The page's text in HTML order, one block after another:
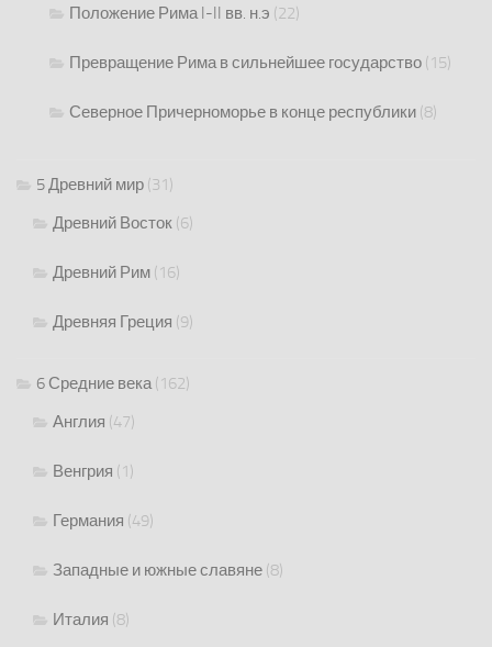
Положение Рима I-II вв. н.э (22)
Превращение Рима в сильнейшее государство (15)
Северное Причерноморье в конце республики (8)
5 Древний мир (31)
Древний Восток (6)
Древний Рим (16)
Древняя Греция (9)
6 Средние века(162)
Англия (47)
Венгрия (1)
Германия (49)
Западные и южные славяне (8)
Италия (8)